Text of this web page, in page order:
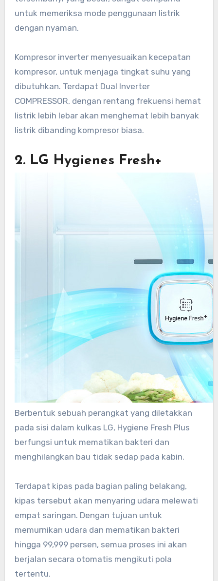
untuk memeriksa mode penggunaan listrik
dengan nyaman.
Kompresor inverter menyesuaikan kecepatan
kompresor, untuk menjaga tingkat suhu yang
dibutuhkan. Terdapat Dual Inverter
COMPRESSOR, dengan rentang frekuensi hemat
listrik lebih lebar akan menghemat lebih banyak
listrik dibanding kompresor biasa.
2. LG Hygienes Fresh+
Berbentuk sebuah perangkat yang diletakkan
pada sisi dalam kulkas LG, Hygiene Fresh Plus
berfungsi untuk mematikan bakteri dan
menghilangkan bau tidak sedap pada kabin.
Terdapat kipas pada bagian paling belakang,
kipas tersebut akan menyaring udara melewati
empat saringan. Dengan tujuan untuk
memurnikan udara dan mematikan bakteri
hingga 99,999 persen, semua proses ini akan
berjalan secara otomatis mengikuti pola
tertentu.